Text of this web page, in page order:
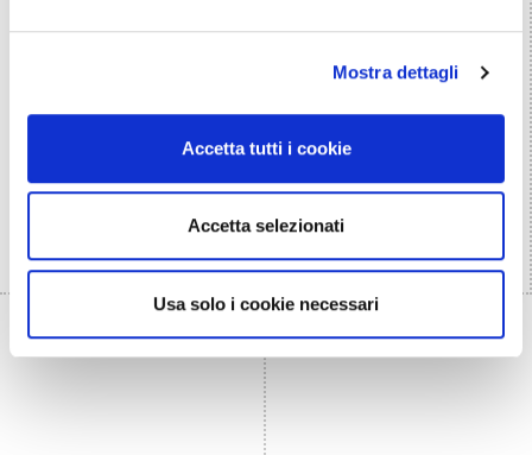
Mostra dettagli
Accetta tutti i cookie
Accetta selezionati
Usa solo i cookie necessari